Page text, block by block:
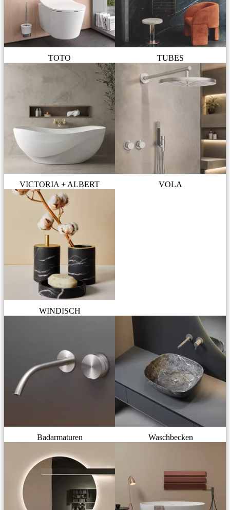
TOTO TUBES
VICTORIA + ALBERT VOLA
WINDISCH
Badarmaturen Waschbecken